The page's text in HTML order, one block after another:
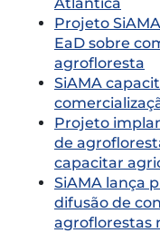
Projeto
EaD sobre
agrofloresta
SiAMA
Projeto
de
capacitar
SiAMA lança
difusão de
agroflorestas